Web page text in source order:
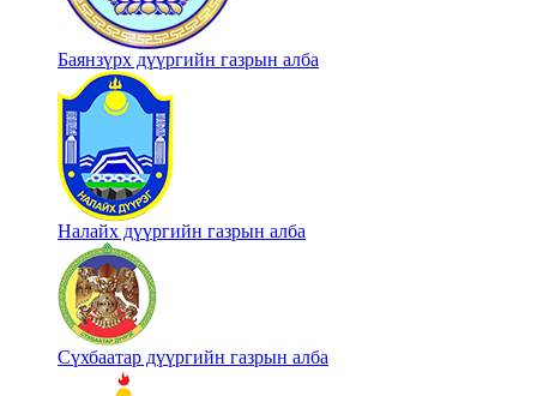
Баянзүрх дүүргийн газрын алба
Налайх дүүргийн газрын алба
Сүхбаатар дүүргийн газрын алба